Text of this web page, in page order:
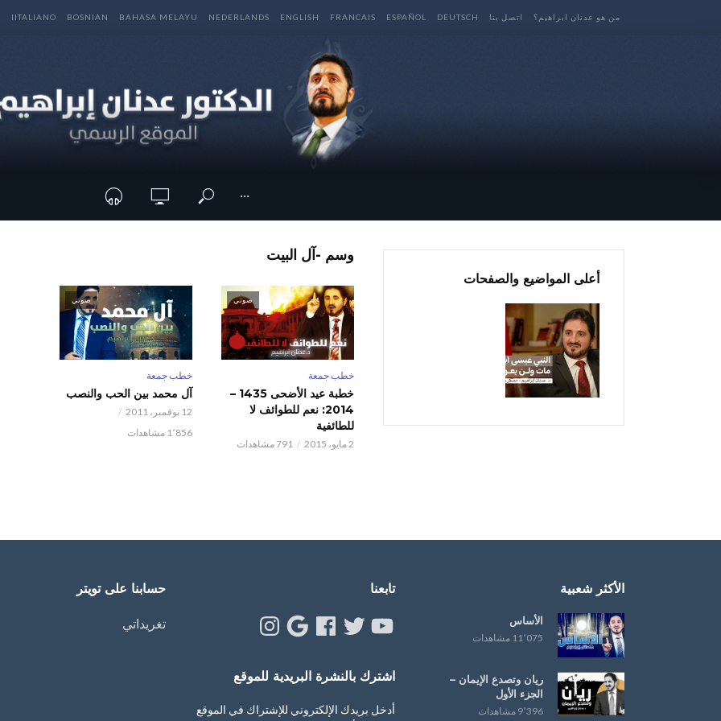
من هو عدنان ابراهيم؟ اتصل بنا DEUTSCH
ESPAÑOL
FRANCAIS
ENGLISH
NEDERLANDS
BAHASA MELAYU
BOSNIAN
IITALIANO
···
وسم -آل البيت
صوتي
خطب جمعة
خطبة عيد الأضحى 1435 –
2014: نعم للطوائف لا
للطائفية
2 مايو، 2015 791 مشاهدات
صوتي
خطب جمعة
آل محمد بين الحب والنصب
12 نوفمبر، 2011
1٬856 مشاهدات
أعلى المواضيع والصفحات
الأكثر شعبية
الأساس
11٬075 مشاهدات
ريان وتصدع الإيمان –
الجزء الأول
9٬396 مشاهدات
تابعنا
YouTube
Twitter
Facebook
Google
Instagram
اشترك بالنشرة البريدية للموقع
أدخل بريدك الإلكتروني للإشتراك في الموقع
حسابنا على تويتر
تغريداتي